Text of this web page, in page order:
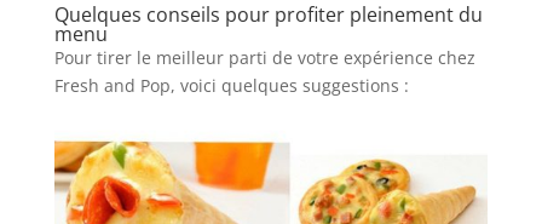
Quelques conseils pour profiter pleinement du
menu
Pour tirer le meilleur parti de votre expérience chez
Fresh and Pop, voici quelques suggestions :